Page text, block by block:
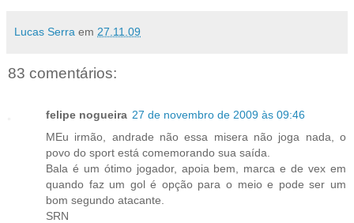
Lucas Serra em 27.11.09
83 comentários:
felipe nogueira 27 de novembro de 2009 às 09:46
MEu irmão, andrade não essa misera não joga nada, o
povo do sport está comemorando sua saída.
Bala é um ótimo jogador, apoia bem, marca e de vex em
quando faz um gol é opção para o meio e pode ser um
bom segundo atacante.
SRN